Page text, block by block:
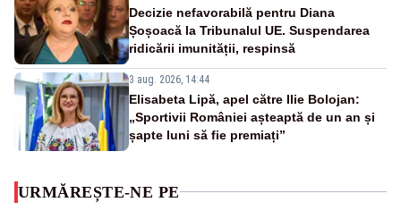
Decizie nefavorabilă pentru Diana
Șoșoacă la Tribunalul UE. Suspendarea
ridicării imunității, respinsă
3 aug. 2026, 14:44
Elisabeta Lipă, apel către Ilie Bolojan:
„Sportivii României așteaptă de un an și
șapte luni să fie premiați”
URMĂREȘTE-NE PE